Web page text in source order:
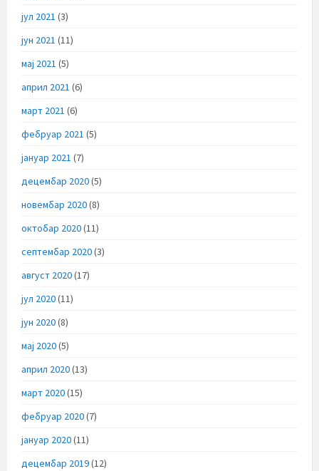
јул 2021 (3)
јун 2021 (11)
мај 2021 (5)
април 2021 (6)
март 2021 (6)
фебруар 2021 (5)
јануар 2021 (7)
децембар 2020(5)
новембар 2020(8)
октобар 2020(11)
септембар 2020(3)
август 2020(17)
јул 2020(11)
јун 2020(8)
мај 2020(5)
април 2020(13)
март 2020(15)
фебруар 2020(7)
јануар 2020(11)
децембар 2019(12)